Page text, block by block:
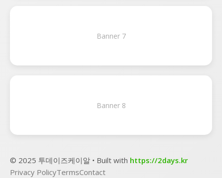
Banner 7
Banner 8
© 2025 투데이즈케이알 • Built with https://2days.kr
Privacy PolicyTermsContact